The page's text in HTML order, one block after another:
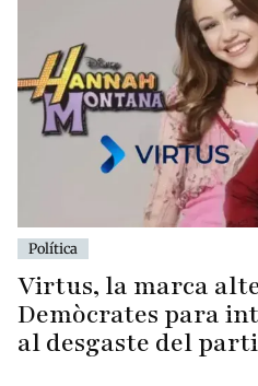
Política
Virtus, la marca
Demòcrates para
al desgaste del